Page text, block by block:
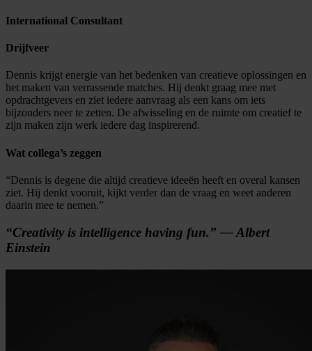
International Consultant
Drijfveer
Dennis krijgt energie van het bedenken van creatieve oplossingen en
het maken van verrassende matches. Hij denkt graag mee met
opdrachtgevers en ziet iedere aanvraag als een kans om iets
bijzonders neer te zetten. De afwisseling en de ruimte om creatief te
zijn maken zijn werk iedere dag inspirerend.
Wat collega’s zeggen
“Dennis is degene die altijd creatieve ideeën heeft en overal kansen
ziet. Hij denkt vooruit, kijkt verder dan de vraag en weet anderen
daarin mee te nemen.”
“Creativity is intelligence having fun.” — Albert
Einstein